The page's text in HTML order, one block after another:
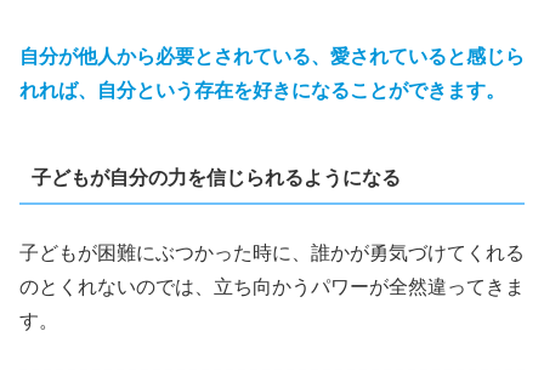
自分が他人から必要とされている、愛されていると感じら
れれば、自分という存在を好きになることができます。
子どもが自分の力を信じられるようになる
子どもが困難にぶつかった時に、誰かが勇気づけてくれる
のとくれないのでは、立ち向かうパワーが全然違ってきま
す。